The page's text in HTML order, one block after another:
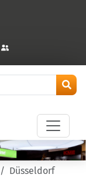
Düsseldorf